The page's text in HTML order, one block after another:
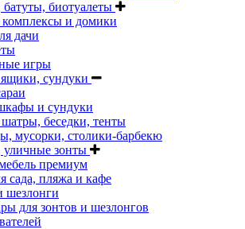
биотуалеты
и домики
дачи
игры
сундуки
и сундуки
беседки, тенты
мусорки, столики-барбекю
уличные зонты
премиум
сада, пляжа и кафе
шезлонги
для зонтов и шезлонгов